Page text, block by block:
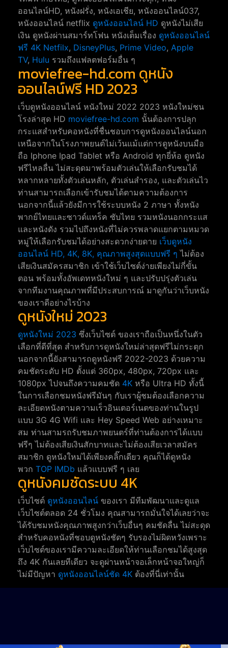
ออนไลน์HD, หนังฝรั่ง, หนังเอเชีย, หนังออนไลน์037,
หนังออนไลน์ netflix ดูหนังออนไลน์ HD ดูหนังไม่เสีย
เงิน ดูหนังผ่านสมาร์ทโฟน หนังเต็มเรื่อง ดูหนังออนไลน์
ฟรี 4K Netfilx, DisneyPlus, Prime Video, Apple
TV, Hulu รวมถึงแฟลตฟอร์มอื่น ๆ
moviefree-hd.com ดูหนัง
ออนไลน์ฟรี HD 2023
เว็บดูหนังออนไลน์ หนังใหม่ 2022 2023 หนังใหม่ชน
โรงล่าสุด HD moviefree-hd.com นั้นต้องการปลุก
กระแสสำหรับคอหนังที่ชื่นชอบการดูหนังออนไลน์นอก
เหนือจากในโรงภาพยนต์ไม่เว้นแม้แต่การดูหนังบนมือ
ถือ Iphone Ipad Tablet หรือ Android ทุกยี่ห้อ ดูหนัง
ฟรีไหลลื่น ไม่สะดุดมาพร้อมตัวเล่นให้เลือกรับชมได้
หลากหลายทั้งตัวเล่นหลัก, ตัวเล่นสำรอง, และตัวเล่นไว
ท่านสามารถเลือกเข้ารับชมได้ตามความต้องการ
นอกจากนี้แล้วยังมีการใช้ระบบหนัง 2 ภาษา ทั้งหนัง
พากย์ไทยและซาวด์แทร็ค ซับไทย รวมหนังนอกกระแส
และหนังดัง รวมไปถึงหนังที่ไม่ควรพลาดแยกตามหมวด
หมู่ให้เลือกรับชมได้อย่างสะดวกง่ายดาย เว็บดูหนัง
ออนไลน์ HD, 4K, 8K, คุณภาพสูงสุดแบบฟรี ๆ ไม่ต้อง
เสียเงินสมัครสมาชิก เข้าใช้เว็บไซต์ง่ายเพียงไม่กี่ขั้น
ตอน พร้อมทั้งอัพเดทหนังใหม่ ๆ และปรับปรุ่งตัวเล่น
จากทีมงานคุณภาพที่มีประสบการณ์ มาดูกันว่าเว็บหนัง
ของเราดีอย่างไรบ้าง
ดูหนังใหม่ 2023
ดูหนังใหม่ 2023 ซึ่งเว็บไซต์ ของเราถือเป็นหนึ่งในตัว
เลือกที่ดีที่สุด สำหรับการดูหนังใหม่ล่าสุดฟรีไม่กระตุก
นอกจากนี้ยังสามารถดูหนังฟรี 2022-2023 ด้วยความ
คมชัดระดับ HD ตั้งแต่ 360px, 480px, 720px และ
1080px ไปจนถึงความคมชัด 4K หรือ Ultra HD ทั้งนี้
ในการเลือกชมหนังฟรีมันๆ กับเราผู้ชมต้องเลือกความ
ละเอียดหนังตามความเร็วอินเตอร์เนตของท่านในรูป
แบบ 3G 4G Wifi และ Hey Speed Web อย่างเหมาะ
สม ท่านสามรถรับชมภาพยนตร์ที่ท่านต้องการได้แบบ
ฟรีๆ ไม่ต้องเสียเงินสักบาทและไม่ต้องเสียเวลาสมัคร
สมาชิก ดูหนังใหม่ได้เพียงคลิ๊กเดียว คุณก็ได้ดูหนัง
พวก TOP IMDb แล้วแบบฟรี ๆ เลย
ดูหนังคมชัดระบบ 4K
เว็บไซต์ ดูหนังออนไลน์ ของเรา มีทีมพัฒนาและดูแล
เว็บไซต์ตลอด 24 ชั่วโมง คุณสามารถมั่นใจได้เลยว่าจะ
ได้รับชมหนังคุณภาพสูงกว่าเว็บอื่นๆ คมชัดลื่น ไม่สะดุด
สำหรับคอหนังที่ชอบดูหนังชัดๆ รับรองไม่ผิดหวังเพราะ
เว็บไซต์ของเรามีความละเอียดให้ท่านเลือกชมได้สูงสุด
ถึง 4K กันเลยทีเดียว จะดูผ่านหน้าจอเล็กหน้าจอใหญ่ก็
ไม่มีปัญหา ดูหนังออนไลน์ชัด 4K ต้องที่นี่เท่านั้น